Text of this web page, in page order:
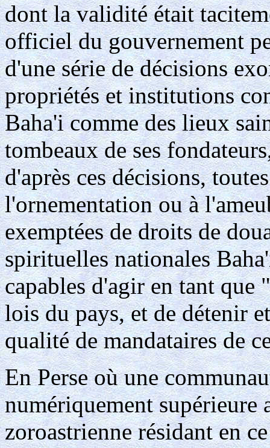
dont la validité était
officiel du gouvernement
d'une série de décisions
propriétés et institutions
Baha'i comme des lieux
tombeaux de ses
d'après ces décisions,
l'ornementation ou à
exemptées de droits de
spirituelles nationales
capables d'agir en tant que
lois du pays, et de détenir
qualité de mandataires de
En Perse où une
numériquement
zoroastrienne résidant en